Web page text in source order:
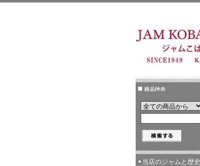
当店のジャムと歴史